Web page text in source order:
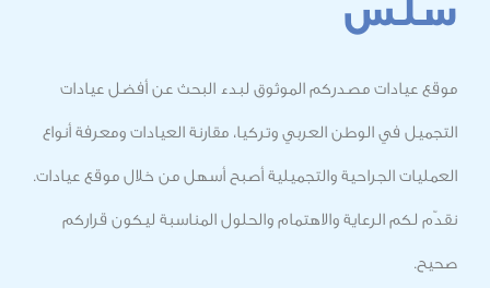
مصدركم الموثوق لبدء البحث عن أفضل عيادات
العربي وتركيا، مقارنة العيادات ومعرفة أنواع
والتجميلية أصبح أسهل من خلال موقع عيادات.
والاهتمام والحلول المناسبة ليكون قراركم